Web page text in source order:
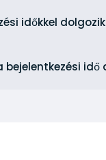
időkkel
bejelentkezési